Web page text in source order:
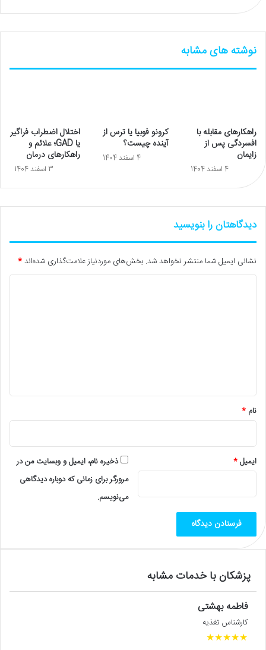
نوشته های مشابه
راهکارهای مقابله با
افسردگی پس از
زایمان
4 اسفند 1404
کرونو فوبیا یا ترس از
آینده چیست؟
4 اسفند 1404
اختلال اضطراب فراگیر
یا GAD؛ علائم و
راهکارهای درمان
3 اسفند 1404
دیدگاهتان را بنویسید
نشانی ایمیل شما منتشر نخواهد شد. بخش‌های موردنیاز علامت‌گذاری شده‌اند*
نام *
ایمیل*
ذخیره نام، ایمیل و وبسایت من در
مرورگر برای زمانی که دوباره دیدگاهی
می‌نویسم.
پزشکان با خدمات مشابه
فاطمه بهشتی
کارشناس تغذیه
★
★
★
★
★